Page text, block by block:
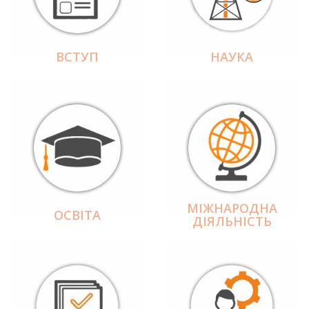
ВСТУП НАУКА
ОСВІТА МІЖНАРОДНА
ДІЯЛЬНІCТЬ